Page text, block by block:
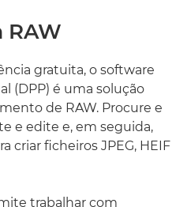
RAW
gratuita, o software
(DPP) é uma solução
de RAW. Procure e
e edite e, em seguida,
criar ficheiros JPEG, HEIF
trabalhar com